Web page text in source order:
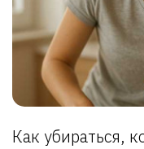
Как убираться,